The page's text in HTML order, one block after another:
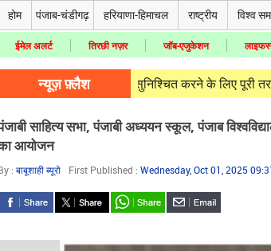
होम पंजाब-चंडीगढ़ हरियाणा-हिमाचल राष्ट्रीय विश्व
ईमेल अलर्ट तिरछी नज़र जॉब-एजुकेशन
न्यूज़ फ़्लैश
बिजली आपूर्ति सुनिश्चित करने के लिए पूरी तरह प्रतिबद्ध :
साहित्य सभा, पंजाबी अध्ययन स्कूल, पंजाब
आयोजन
: बाबूशाही ब्यूरो First Published : Wednesday, Oct 01, 2025